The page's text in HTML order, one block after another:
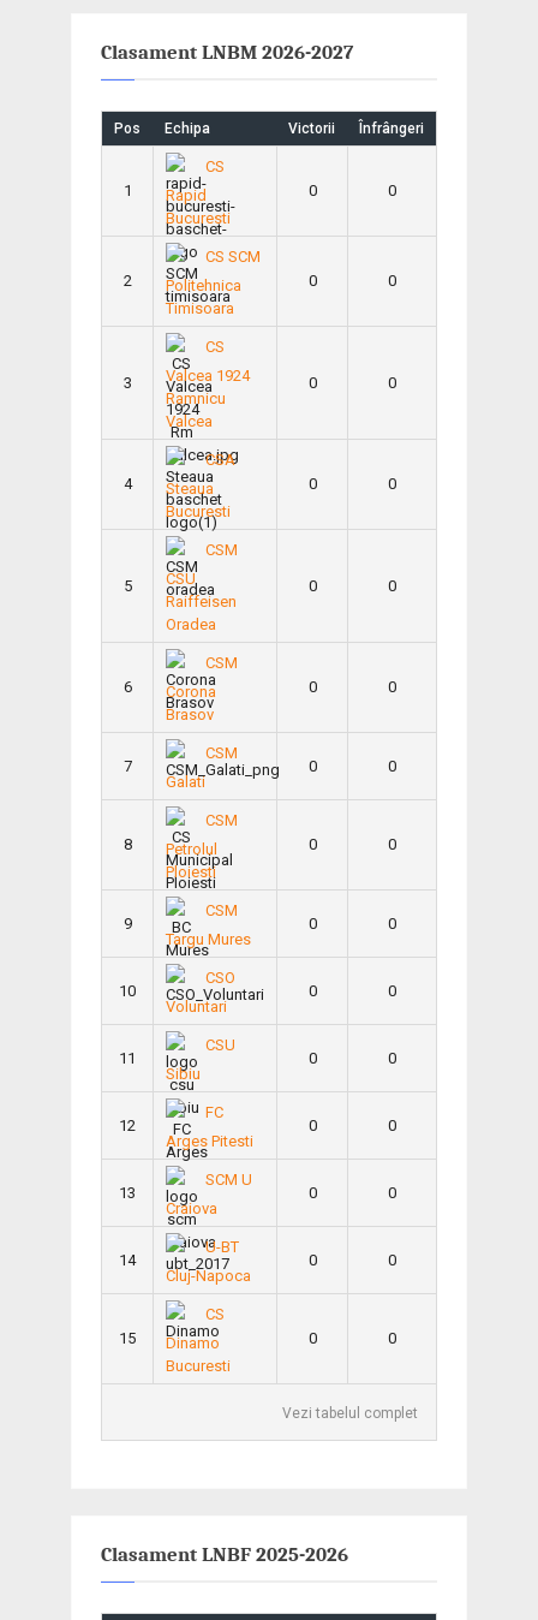
Clasament LNBM 2026-2027
Pos Echipa Victorii Înfrângeri
1
CS
Rapid
Bucuresti
0 0
2
CS SCM
Politehnica
Timisoara
0 0
3
CS
Valcea 1924
Ramnicu
Valcea
0 0
4
CSA
Steaua
Bucuresti
0 0
5
CSM
CSU
Raiffeisen
Oradea
0 0
6
CSM
Corona
Brasov
0 0
7
CSM
Galati
0 0
8
CSM
Petrolul
Ploiesti
0 0
9
CSM
Targu Mures
0 0
10
CSO
Voluntari
0 0
11
CSU
Sibiu
0 0
12
FC
Arges Pitesti
0 0
13
SCM U
Craiova
0 0
14
U-BT
Cluj-Napoca
0 0
15
CS
Dinamo
Bucuresti
0 0
Vezi tabelul complet
Clasament LNBF 2025-2026